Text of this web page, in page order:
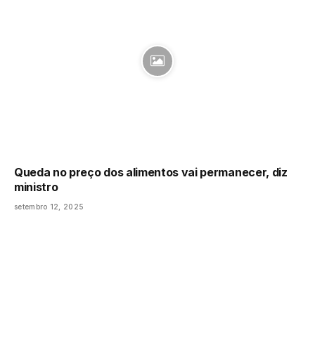
Queda no preço dos alimentos vai permanecer, diz
ministro
setembro 12, 2025